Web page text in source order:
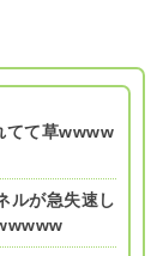
てて草wwww
ルが急失速し